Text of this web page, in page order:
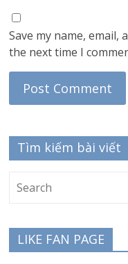
Save my name,
the next time I
Tìm kiếm bài viết
LIKE FAN PAGE